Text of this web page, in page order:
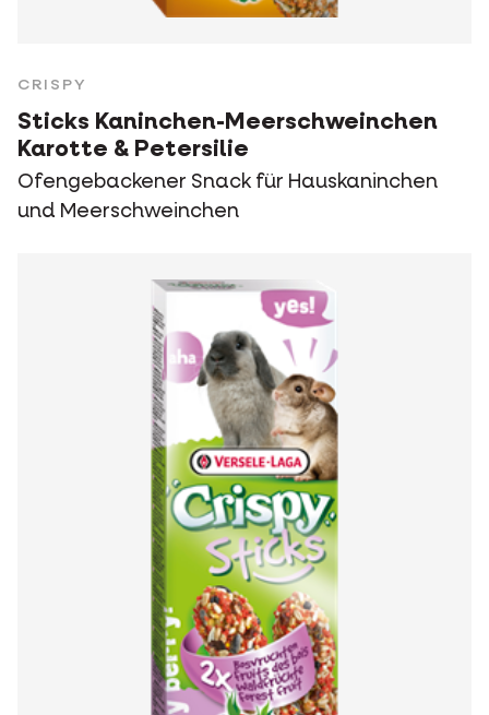
CRISPY
Sticks Kaninchen-Meerschweinchen
Karotte & Petersilie
Ofengebackener Snack für Hauskaninchen
und Meerschweinchen